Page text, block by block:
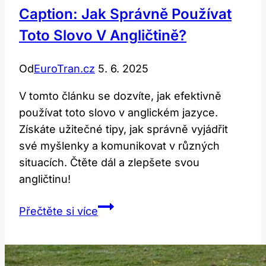
Caption: Jak Správně Používat
Toto Slovo V Angličtině?
OdEuroTran.cz 5. 6. 2025
V tomto článku se dozvíte, jak efektivně
používat toto slovo v anglickém jazyce.
Získáte užitečné tipy, jak správně vyjádřit
své myšlenky a komunikovat v různých
situacích. Čtěte dál a zlepšete svou
angličtinu!
Přečtěte si víceCaption:
používat